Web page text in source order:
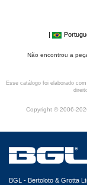
|
Não encontrou a
Esse catálogo foi elaborado
Copyright © 2006-
BGL - Bertoloto & Grotta